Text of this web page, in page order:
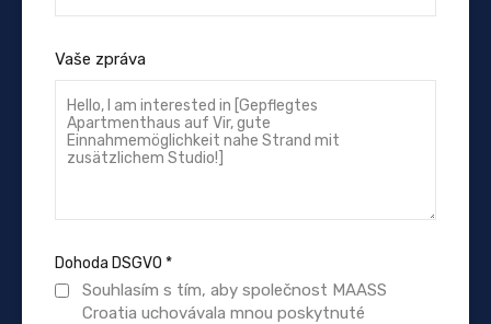
Vaše zpráva
Dohoda DSGVO *
Souhlasím s tím, aby společnost MAASS
Croatia uchovávala mnou poskytnuté